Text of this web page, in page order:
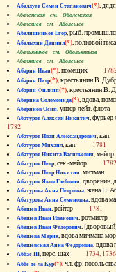
Абалдуев Семен Степанович(*),
Абаленская см. Оболенская
Абалешев см. Аболешев
Абалишников Егор, рыб.
Абалыхин Даниил(*), полковой
Абальянинов см. Обольянинов
Абаляшев см. Аболешев
Абарин Иван(*), помещик
Абарин Петр(*), крестьянин В.
Абарин Филипп(*), крестьянин
Абарина Соломонида(*), вдова,
Абаринов Осип, унтер-лейт.
Абатуров Алексей Никитич,
1782
Абатуров Иван Александрович,
Абатуров Михаил, кап. 1781
Абатуров Никита Васильевич,
Абатуров Петр, сек.-майор 1782
Абатуров Петр Никитич, мичман
Абатуров Яков Глебович,
Абатурова Анна Петровна, жена П.
Абатурова Анна Семеновна, вдова
Абашев Иван, рейтар 1781
Абашев Иван Иванович,
Абашев Иван Федорович,
Абашева Мария, вдова мичмана
Абашевская Анна Федоровна,
Аббас III, перс. шах 1734, 1736
Аббе де ла Кур(*), чл. фр.